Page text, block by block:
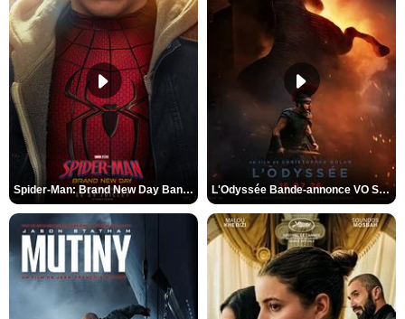
Spider-Man: Brand New Day Bande-annonce VO STFR L'Odyssée Bande-annonce VO STFR